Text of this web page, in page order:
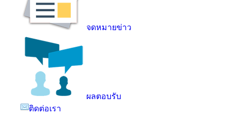
จดหมายข่าว
ผลตอบรับ
ติดต่อเรา